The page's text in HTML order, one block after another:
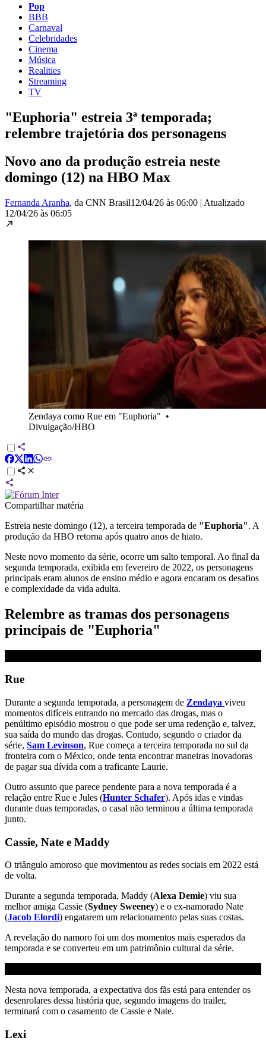
Pop
BBB
Carnaval
Celebridades
Cinema
Música
Realities
Streaming
TV
"Euphoria" estreia 3ª temporada;
relembre trajetória dos personagens
Novo ano da produção estreia neste
domingo (12) na HBO Max
Fernanda Aranha, da CNN Brasil12/04/26 às 06:00 | Atualizado
12/04/26 às 06:05
Zendaya como Rue em "Euphoria" •
Divulgação/HBO
Compartilhar matéria
Estreia neste domingo (12), a terceira temporada de "Euphoria". A
produção da HBO retorna após quatro anos de hiato.
Neste novo momento da série, ocorre um salto temporal. Ao final da
segunda temporada, exibida em fevereiro de 2022, os personagens
principais eram alunos de ensino médio e agora encaram os desafios
e complexidade da vida adulta.
Relembre as tramas dos personagens
principais de "Euphoria"
Rue
Durante a segunda temporada, a personagem de Zendaya viveu
momentos difíceis entrando no mercado das drogas, mas o
penúltimo episódio mostrou o que pode ser uma redenção e, talvez,
sua saída do mundo das drogas. Contudo, segundo o criador da
série, Sam Levinson, Rue começa a terceira temporada no sul da
fronteira com o México, onde tenta encontrar maneiras inovadoras
de pagar sua dívida com a traficante Laurie.
Outro assunto que parece pendente para a nova temporada é a
relação entre Rue e Jules (Hunter Schafer). Após idas e vindas
durante duas temporadas, o casal não terminou a última temporada
junto.
Cassie, Nate e Maddy
O triângulo amoroso que movimentou as redes sociais em 2022 está
de volta.
Durante a segunda temporada, Maddy (Alexa Demie) viu sua
melhor amiga Cassie (Sydney Sweeney) e o ex-namorado Nate
(Jacob Elordi) engatarem um relacionamento pelas suas costas.
A revelação do namoro foi um dos momentos mais esperados da
temporada e se converteu em um patrimônio cultural da série.
Nesta nova temporada, a expectativa dos fãs está para entender os
desenrolares dessa história que, segundo imagens do trailer,
terminará com o casamento de Cassie e Nate.
Lexi